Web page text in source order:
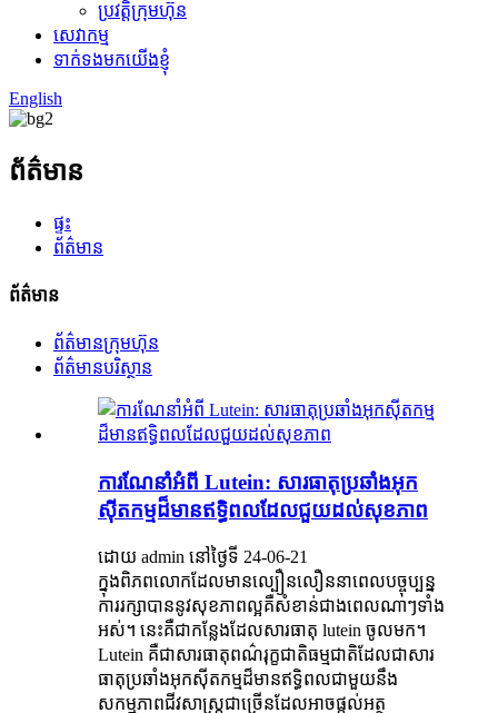
ប្រវត្តិក្រុមហ៊ុន
សេវាកម្ម
ទាក់ទងមកយើងខ្ញុំ
English
ព័ត៌មាន
ផ្ទះ
ព័ត៌មាន
ព័ត៌មាន
ព័ត៌មានក្រុមហ៊ុន
ព័ត៌មានបរិស្ថាន
ការណែនាំអំពី Lutein: សារធាតុប្រឆាំងអុក
ស៊ីតកម្មដ៏មានឥទ្ធិពលដែលជួយដល់សុខភាព
ដោយ admin នៅថ្ងៃទី 24-06-21
ក្នុង​ពិភពលោក​ដែល​មាន​ល្បឿន​លឿន​នា​ពេល​បច្ចុប្បន្ន
ការ​រក្សា​បាន​នូវ​សុខភាព​ល្អ​គឺ​សំខាន់​ជាង​ពេល​ណាៗ​ទាំង
អស់។ នេះគឺជាកន្លែងដែលសារធាតុ lutein ចូលមក។
Lutein គឺជាសារធាតុពណ៌រុក្ខជាតិធម្មជាតិដែលជាសារ
ធាតុប្រឆាំងអុកស៊ីតកម្មដ៏មានឥទ្ធិពលជាមួយនឹង
សកម្មភាពជីវសាស្រ្តជាច្រើនដែលអាចផ្តល់អត្ថ